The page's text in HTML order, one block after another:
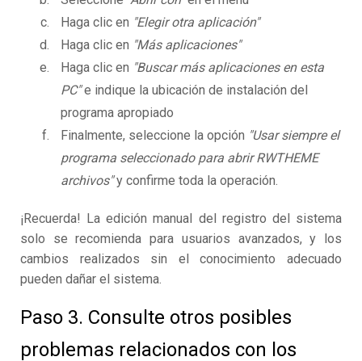
Haga clic en "Elegir otra aplicación"
Haga clic en "Más aplicaciones"
Haga clic en "Buscar más aplicaciones en esta
PC"e indique la ubicación de instalación del
programa apropiado
Finalmente, seleccione la opción "Usar siempre el
programa seleccionado para abrir RWTHEME
archivos"y confirme toda la operación.
¡Recuerda! La edición manual del registro del sistema
solo se recomienda para usuarios avanzados, y los
cambios realizados sin el conocimiento adecuado
pueden dañar el sistema.
Paso 3. Consulte otros posibles
problemas relacionados con los